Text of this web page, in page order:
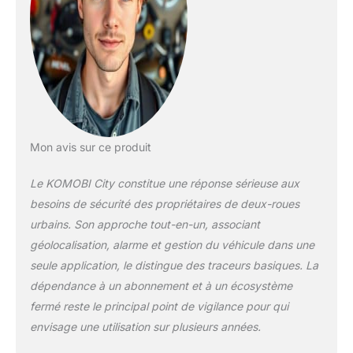
tout impact ou
mouvement que la
moto subit.
Enregistrement des
itinéraires et
notification des
avec votre moto. De
plus, KOMOBI te
tiendra informé(e) du
nombre de kilomètres
restants avant ta
prochaine révision
mécanique et te
permettra de
programmer des
Mon avis sur ce produit
Le KOMOBI City constitue une réponse sérieuse aux
besoins de sécurité des propriétaires de deux-roues
urbains. Son approche tout-en-un, associant
géolocalisation, alarme et gestion du véhicule dans une
seule application, le distingue des traceurs basiques. La
dépendance à un abonnement et à un écosystème
fermé reste le principal point de vigilance pour qui
envisage une utilisation sur plusieurs années.